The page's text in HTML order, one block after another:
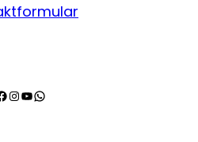
Instagram
YouTube
WhatsApp